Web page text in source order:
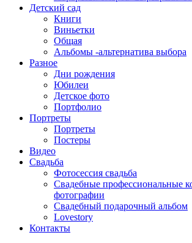
Детский сад
Книги
Виньетки
Общая
Альбомы -альтернатива выбора
Разное
Дни рождения
Юбилеи
Детское фото
Портфолио
Портреты
Портреты
Постеры
Видео
Свадьба
Фотосессия свадьба
Свадебные профессиональные
фотографии
Свадебный подарочный альбом
Lovestory
Контакты